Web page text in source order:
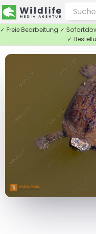
✓ Freie Bearbeitung ✓
✓